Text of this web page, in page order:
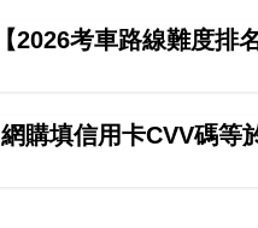
【2026考車路線難度
網購填信用卡CVV碼等